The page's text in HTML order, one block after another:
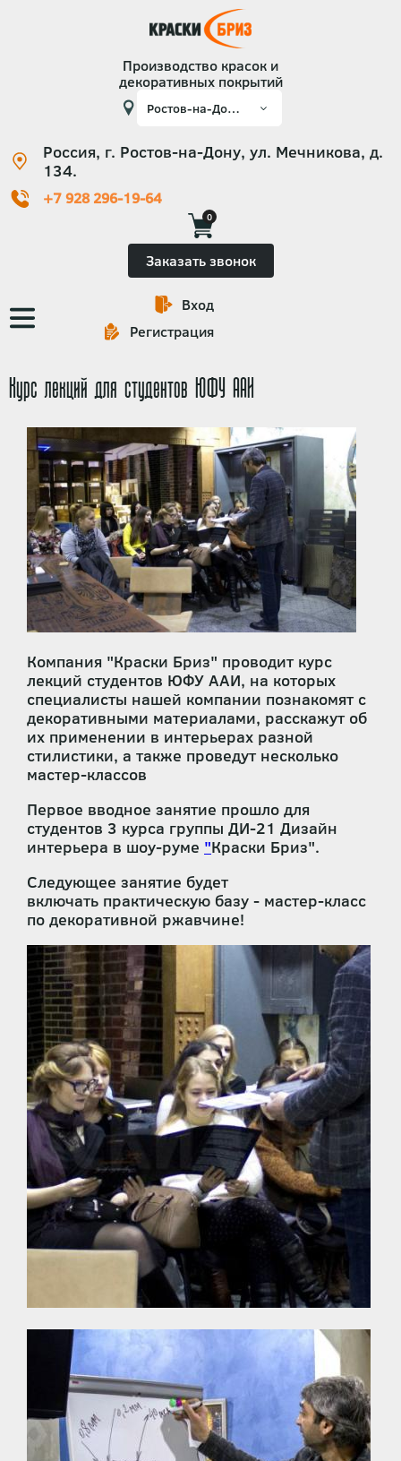
Производство красок и
декоративных покрытий
Россия, г. Ростов-на-Дону, ул. Мечникова, д.
134.
+7 928 296-19-64
0
Заказать звонок
Основная
навигация
Вход
Регистрация
Курс лекций для студентов ЮФУ ААИ
Компания "Краски Бриз" проводит курс
лекций студентов ЮФУ ААИ, на которых
специалисты нашей компании познакомят с
декоративными материалами, расскажут об
их применении в интерьерах разной
стилистики, а также проведут несколько
мастер-классов
Первое вводное занятие прошло для
студентов 3 курса группы ДИ-21 Дизайн
интерьера в шоу-руме "Краски Бриз".
Следующее занятие будет
включать практическую базу - мастер-класс
по декоративной ржавчине!